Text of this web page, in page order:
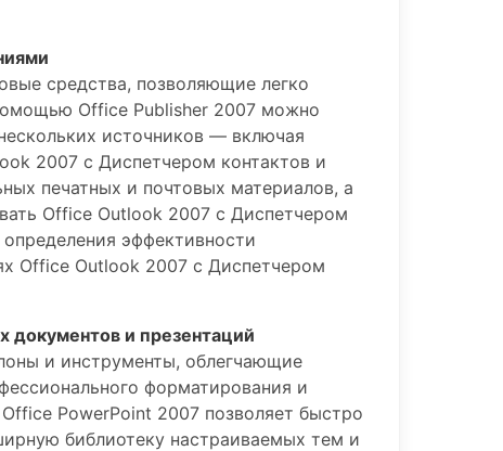
средства, позволяющие легко
Office Publisher 2007 можно
источников — включая
2007 с Диспетчером контактов и
печатных и почтовых материалов, а
Office Outlook 2007 с Диспетчером
эффективности
Office Outlook 2007 с Диспетчером
документов и презентаций
и инструменты, облегчающие
форматирования и
PowerPoint 2007 позволяет быстро
библиотеку настраиваемых тем и